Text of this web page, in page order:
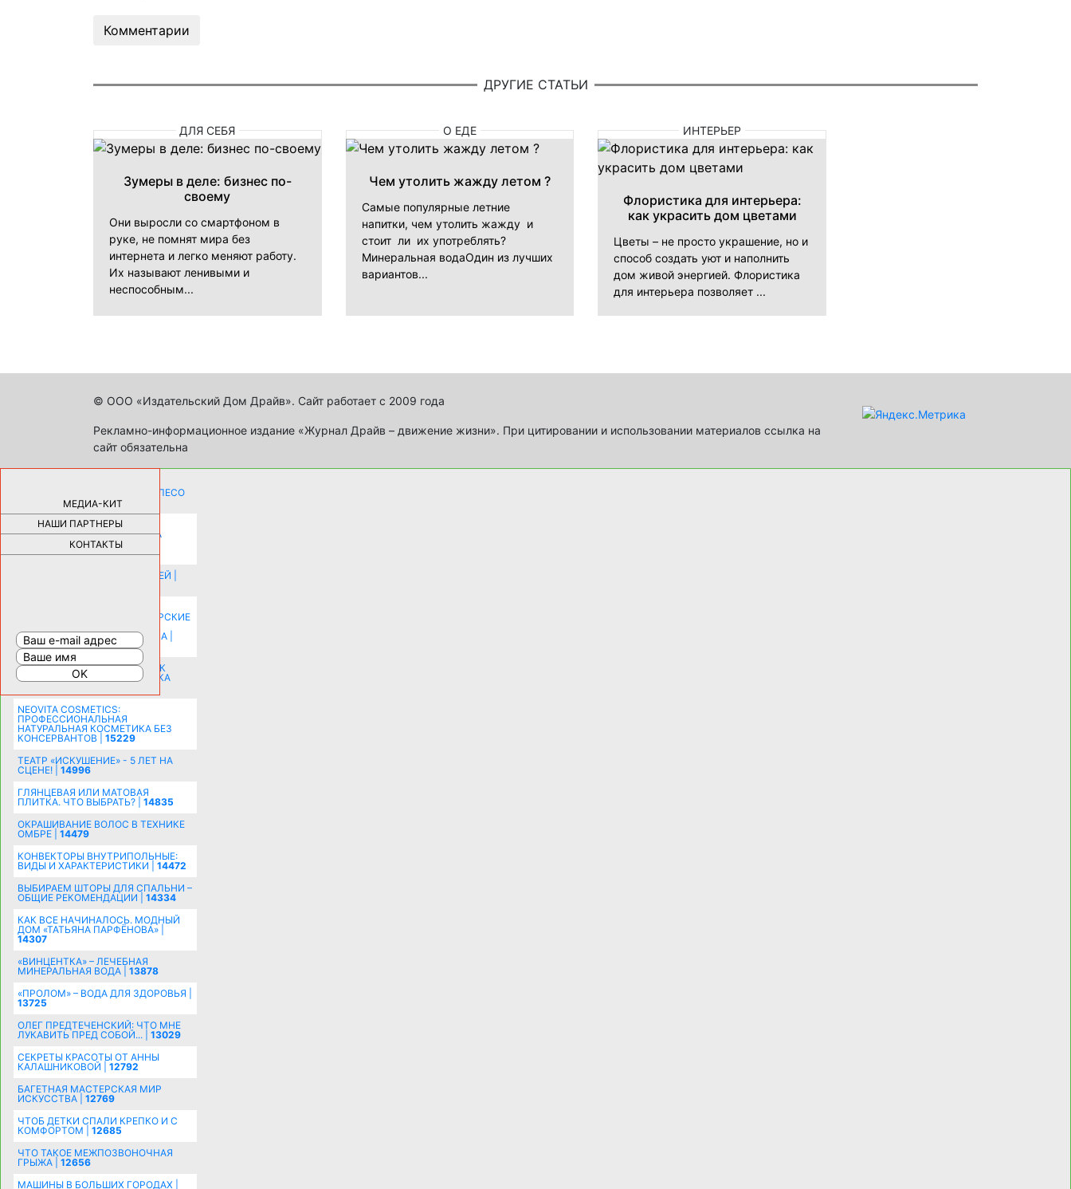
Комментарии
ДРУГИЕ СТАТЬИ
ДЛЯ СЕБЯ
Зумеры в деле: бизнес по-
своему
Они выросли со смартфоном в
руке, не помнят мира без
интернета и легко меняют работу.
Их называют ленивыми и
неспособным...
О ЕДЕ
Чем утолить жажду летом ?
Самые популярные летние
напитки, чем утолить жажду и
стоит ли их употреблять?
Минеральная водаОдин из лучших
вариантов...
ИНТЕРЬЕР
Флористика для интерьера:
как украсить дом цветами
Цветы – не просто украшение, но и
способ создать уют и наполнить
дом живой энергией. Флористика
для интерьера позволяет ...
© ООО «Издательский Дом Драйв». Сайт работает с 2009 года
Рекламно-информационное издание «Журнал Драйв – движение жизни». При цитировании и использовании материалов ссылка на
сайт обязательна
МЕДИА-КИТ
НАШИ ПАРТНЕРЫ
КОНТАКТЫ
КАК ДЕВУШКЕ ПОМЕНЯТЬ КОЛЕСО
НА АВТОМОБИЛЕ |69178
НОВЫЕ РАЗРАБОТКИ ДЛЯ
ОЗДОРОВЛЕНИЯ ОРГАНИЗМА
ПЛАТФОРМА ШУМАННА 3Д И
КАПСУЛА ЗДОРОВЬЯ |28288
ИСТОРИЯ НАКЛАДНЫХ НОГТЕЙ |
КОМНАТУ: ХИТРЫЕ ДИЗАЙНЕРСКИЕ
РАСШИРЕНИЯ ПРОСТРАНСТВА |
16197
СОБИРАЕМСЯ НА ПРАЗДНИК К
МОЛОДОЖЕНАМ: ПОДГОТОВКА
NEOVITA COSMETICS:
ПРОФЕССИОНАЛЬНАЯ
НАТУРАЛЬНАЯ КОСМЕТИКА БЕЗ
КОНСЕРВАНТОВ | 15229
ТЕАТР «ИСКУШЕНИЕ» - 5 ЛЕТ НА
СЦЕНЕ! | 14996
ГЛЯНЦЕВАЯ ИЛИ МАТОВАЯ
ПЛИТКА. ЧТО ВЫБРАТЬ? | 14835
ОКРАШИВАНИЕ ВОЛОС В ТЕХНИКЕ
ОМБРЕ | 14479
КОНВЕКТОРЫ ВНУТРИПОЛЬНЫЕ:
ВИДЫ И ХАРАКТЕРИСТИКИ | 14472
ВЫБИРАЕМ ШТОРЫ ДЛЯ СПАЛЬНИ –
ОБЩИЕ РЕКОМЕНДАЦИИ | 14334
КАК ВСЕ НАЧИНАЛОСЬ. МОДНЫЙ
ДОМ «ТАТЬЯНА ПАРФЁНОВА» |
14307
«ВИНЦЕНТКА» – ЛЕЧЕБНАЯ
МИНЕРАЛЬНАЯ ВОДА | 13878
«ПРОЛОМ» – ВОДА ДЛЯ ЗДОРОВЬЯ |
13725
ОЛЕГ ПРЕДТЕЧЕНСКИЙ: ЧТО МНЕ
ЛУКАВИТЬ ПРЕД СОБОЙ... | 13029
СЕКРЕТЫ КРАСОТЫ ОТ АННЫ
КАЛАШНИКОВОЙ | 12792
БАГЕТНАЯ МАСТЕРСКАЯ МИР
ИСКУССТВА | 12769
ЧТОБ ДЕТКИ СПАЛИ КРЕПКО И С
КОМФОРТОМ | 12685
ЧТО ТАКОЕ МЕЖПОЗВОНОЧНАЯ
ГРЫЖА | 12656
МАШИНЫ В БОЛЬШИХ ГОРОДАХ |